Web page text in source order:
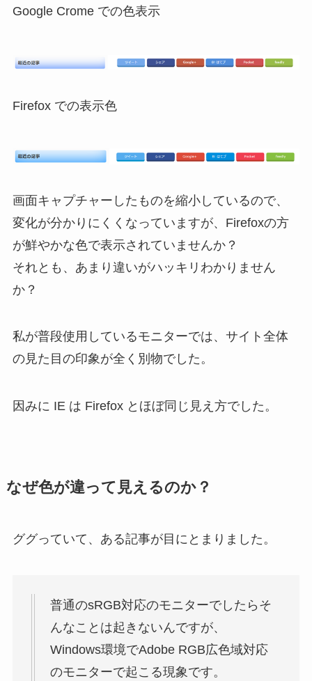
Google Crome での色表示
Firefox での表示色
画面キャプチャーしたものを縮小しているので、
変化が分かりにくくなっていますが、Firefoxの方
が鮮やかな色で表示されていませんか？
それとも、あまり違いがハッキリわかりません
か？
私が普段使用しているモニターでは、サイト全体
の見た目の印象が全く別物でした。
因みに IE は Firefox とほぼ同じ見え方でした。
なぜ色が違って見えるのか？
ググっていて、ある記事が目にとまりました。
普通のsRGB対応のモニターでしたらそ
んなことは起きないんですが、
Windows環境でAdobe RGB広色域対応
のモニターで起こる現象です。